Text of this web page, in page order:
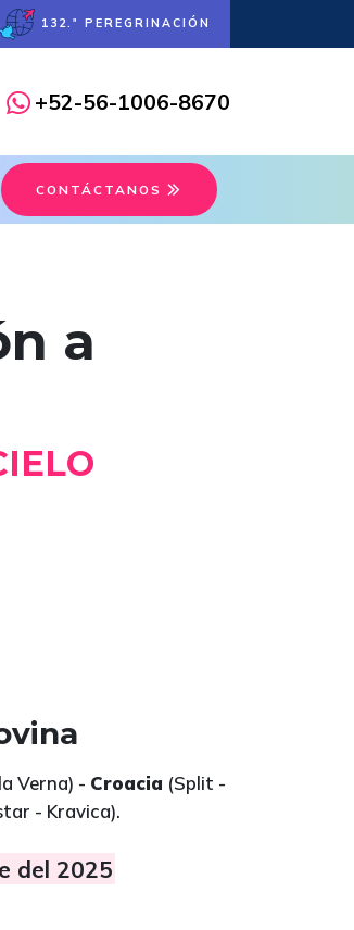
132.ª PEREGRINACIÓN
+52-56-1006-8670
CONTÁCTANOS
a
Verna) - Croacia (Split -
- Kravica).
del 2025